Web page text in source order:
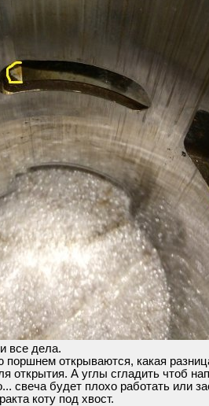
все дела.
поршнем открываются, какая
открытия. А углы сгладить чтоб
свеча будет плохо работать или
коту под хвост.